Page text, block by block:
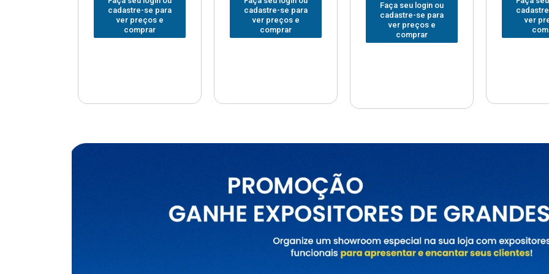
cadastre-se para
ver preços e
comprar
Faça seu login ou
cadastre-se para
ver preços e
comprar
cadastre-se para
ver preços e
comprar
ver